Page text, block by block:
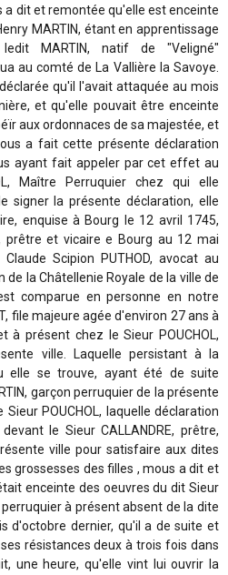
a dit et remontée qu'elle est enceinte
MARTIN, étant en apprentissage
MARTIN, natif de "Veligné"
au comté de La Vallière la Savoye.
qu'il l'avait attaquée au mois
et qu'elle pouvait être enceinte
aux ordonnaces de sa majestée, et
a fait cette présente déclaration
ayant fait appeler par cet effet au
Maître Perruquier chez qui elle
signer la présente déclaration, elle
enquise à Bourg le 12 avril 1745,
prêtre et vicaire e Bourg au 12 mai
Scipion PUTHOD, avocat au
la Châtellenie Royale de la ville de
comparue en personne en notre
file majeure agée d'environ 27 ans à
présent chez le Sieur POUCHOL,
ville. Laquelle persistant à la
elle se trouve, ayant été de suite
garçon perruquier de la présente
POUCHOL, laquelle déclaration
le Sieur CALLANDRE, prêtre,
ville pour satisfaire aux dites
grossesses des filles , mous a dit et
enceinte des oeuvres du dit Sieur
à présent absent de la dite
d'octobre dernier, qu'il a de suite et
résistances deux à trois fois dans
une heure, qu'elle vint lui ouvrir la